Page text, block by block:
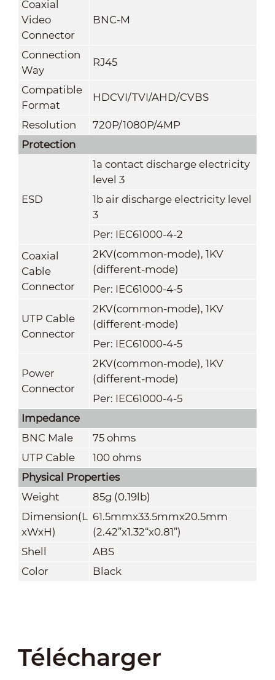
Coaxial
Video
Connector
BNC-M
Connection
Way
RJ45
Compatible
Format
HDCVI/TVI/AHD/CVBS
Resolution
720P/1080P/4MP
Protection
ESD
1a contact discharge electricity
level 3
1b air discharge electricity level
3
Per: IEC61000-4-2
Coaxial
Cable
Connector
2KV(common-mode), 1KV
(different-mode)
Per: IEC61000-4-5
UTP Cable
Connector
2KV(common-mode), 1KV
(different-mode)
Per: IEC61000-4-5
Power
Connector
2KV(common-mode), 1KV
(different-mode)
Per: IEC61000-4-5
Impedance
BNC Male
75 ohms
UTP Cable
100 ohms
Physical Properties
Weight
85g (0.19lb)
Dimension(L
xWxH)
61.5mmx33.5mmx20.5mm
(2.42”x1.32“x0.81”)
Shell
ABS
Color
Black
Télécharger